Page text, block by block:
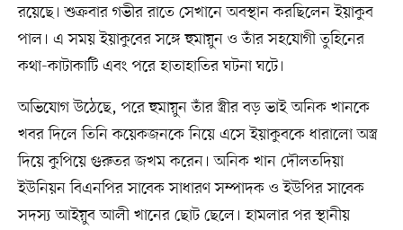
রয়েছে। শুক্রবার গভীর রাতে সেখানে অবস্থান করছিলেন ইয়াকুব
পাল। এ সময় ইয়াকুবের সঙ্গে হুমায়ুন ও তাঁর সহযোগী তুহিনের
কথা-কাটাকাটি এবং পরে হাতাহাতির ঘটনা ঘটে।
অভিযোগ উঠেছে, পরে হুমায়ুন তাঁর স্ত্রীর বড় ভাই অনিক খানকে
খবর দিলে তিনি কয়েকজনকে নিয়ে এসে ইয়াকুবকে ধারালো অস্ত্র
দিয়ে কুপিয়ে গুরুতর জখম করেন। অনিক খান দৌলতদিয়া
ইউনিয়ন বিএনপির সাবেক সাধারণ সম্পাদক ও ইউপির সাবেক
সদস্য আইয়ুব আলী খানের ছোট ছেলে। হামলার পর স্থানীয়